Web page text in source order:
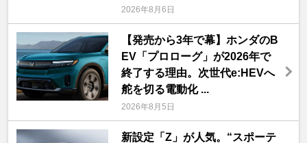
2026年8月6日
【発売から3年で幕】ホンダのB
EV「プロローグ」が2026年で
終了する理由。次世代e:HEVへ
舵を切る電動化 ...
2026年8月5日
新設定「Z」が人気。“スポーテ